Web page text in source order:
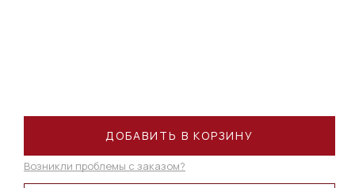
ДОБАВИТЬ В КОРЗИНУ
Возникли проблемы с заказом?